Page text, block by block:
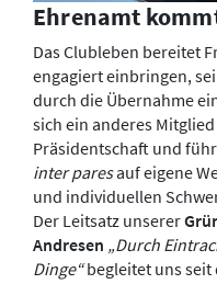
Ehrenamt
Das Clubleben bereitet
engagiert einbringen,
durch die Übernahme
sich ein anderes
Präsidentschaft und
inter paresauf eigene
und individuellen
Der Leitsatz unserer
Andresen „Durch
Dinge“begleitet uns seit